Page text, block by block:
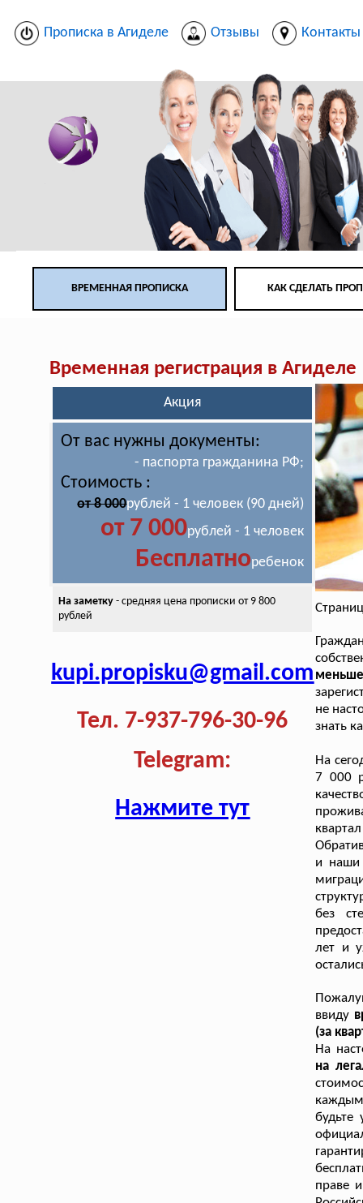
Прописка в Агиделе Отзывы Контакты
ВРЕМЕННАЯ ПРОПИСКА КАК СДЕЛАТЬ
Временная регистрация в Агиделе
Акция
От вас нужны документы:
- паспорта гражданина РФ;
Стоимость :
от 8 000рублей - 1 человек (90 дней)
от 7 000рублей - 1 человек
Бесплатноребенок
На заметку- средняя цена прописки от 9 800
рублей
kupi.propisku@gmail.com
Тел. 7-937-796-30-96
Telegram:
Нажмите тут
не
знать
На
7 000
и наши
без
лет и
ввиду
(за
На
на
праве